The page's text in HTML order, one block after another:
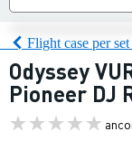
Flight case per
Odyssey
Pioneer DJ